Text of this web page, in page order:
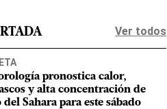
Ver todos
pronostica calor,
y alta concentración de
del Sahara para este sábado